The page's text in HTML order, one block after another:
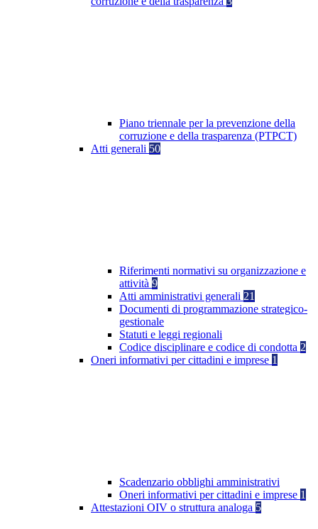
Piano triennale per la prevenzione della
corruzione e della trasparenza (PTPCT)
Atti generali 50
Riferimenti normativi su organizzazione e
attività 9
Atti amministrativi generali 21
Documenti di programmazione strategico-
gestionale
Statuti e leggi regionali
Codice disciplinare e codice di condotta 2
Oneri informativi per cittadini e imprese 1
Scadenzario obblighi amministrativi
Oneri informativi per cittadini e imprese 1
Attestazioni OIV o struttura analoga 5